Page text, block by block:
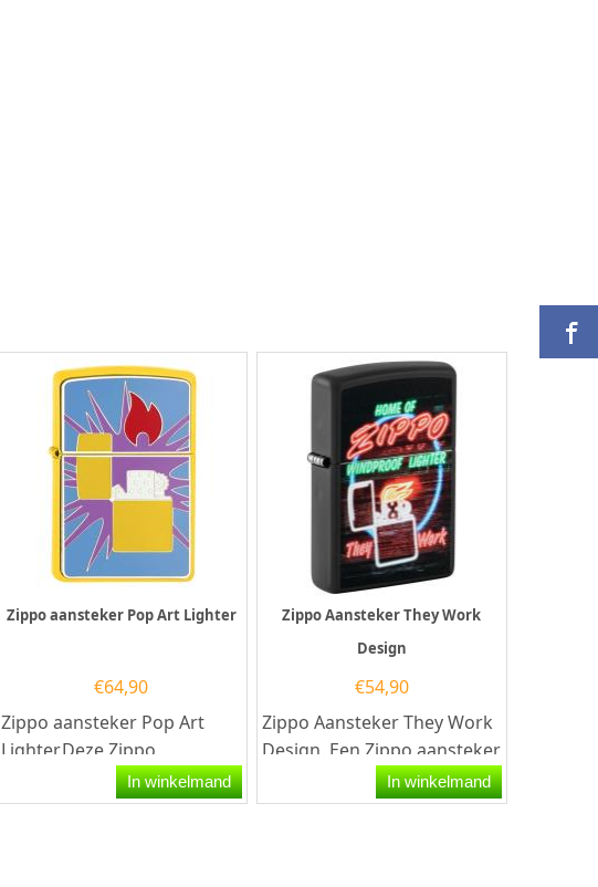
Zippo aansteker Pop Art Lighter
€64,90
Zippo aansteker Pop Art
Lighter.Deze Zippo
aansteker heeft een mat
gele afwerking met aan de...
In winkelmand
Zippo Aansteker They Work
Design
€54,90
Zippo Aansteker They Work
Design. Een Zippo aansteker
is een kwalitatief...In winkelmand